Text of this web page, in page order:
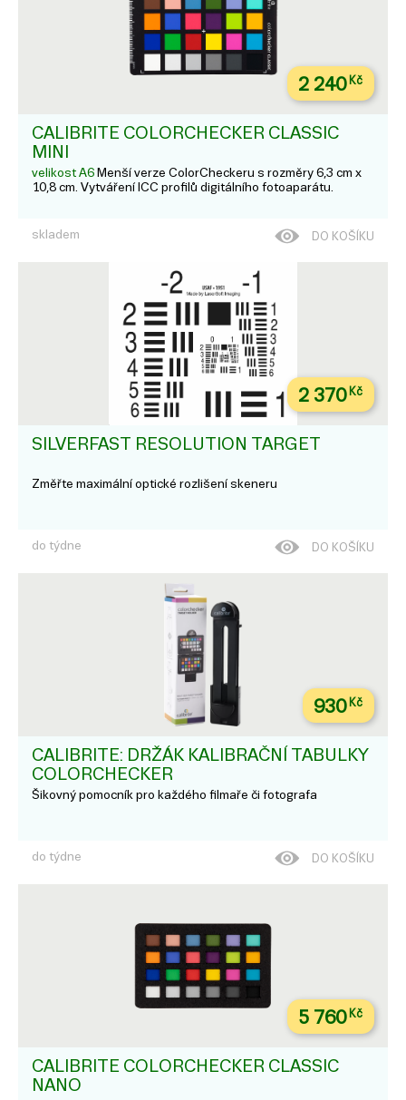
2 240Kč
CALIBRITE COLORCHECKER CLASSIC
MINI
velikost A6 Menší verze ColorCheckeru s rozměry 6,3 cm x
10,8 cm. Vytváření ICC profilů digitálního fotoaparátu.
skladem DO KOŠÍKU
2 370Kč
SILVERFAST RESOLUTION TARGET
Změřte maximální optické rozlišení skeneru
do týdne DO KOŠÍKU
930Kč
CALIBRITE: DRŽÁK KALIBRAČNÍ TABULKY
COLORCHECKER
Šikovný pomocník pro každého filmaře či fotografa
do týdne DO KOŠÍKU
5 760Kč
CALIBRITE COLORCHECKER CLASSIC
NANO